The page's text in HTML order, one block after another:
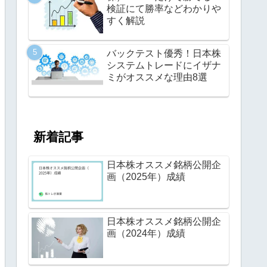
検証にて勝率などわかりや
すく解説
バックテスト優秀！日本株
システムトレードにイザナ
ミがオススメな理由8選
新着記事
日本株オススメ銘柄公開企
画（2025年）成績
日本株オススメ銘柄公開企
画（2024年）成績